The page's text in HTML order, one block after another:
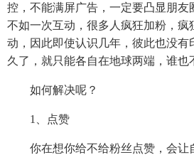
控，不能满屏广告，一定要凸显朋友
不如一次互动，很多人疯狂加粉，疯
动，因此即使认识几年，彼此也没有
久了，就只能各自在地球两端，谁也
如何解决呢？
1、点赞
你在想你给不给粉丝点赞，会让